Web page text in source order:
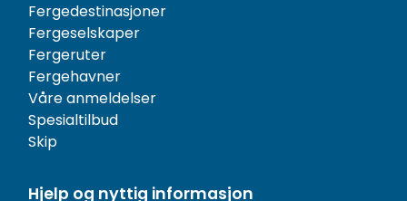
Fergedestinasjoner
Fergeselskaper
Fergeruter
Fergehavner
Våre anmeldelser
Spesialtilbud
Skip
Hjelp og nyttig informasjon